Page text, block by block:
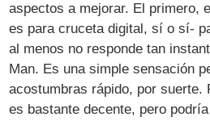
aspectos a mejorar. El primero,
es para cruceta digital, sí o sí-
al menos no responde tan
Man. Es una simple sensación
acostumbras rápido, por suerte.
es bastante decente, pero